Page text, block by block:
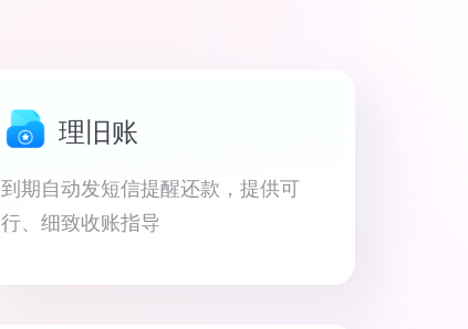
理旧账
到期自动发短信提醒还款，提供可
行、细致收账指导